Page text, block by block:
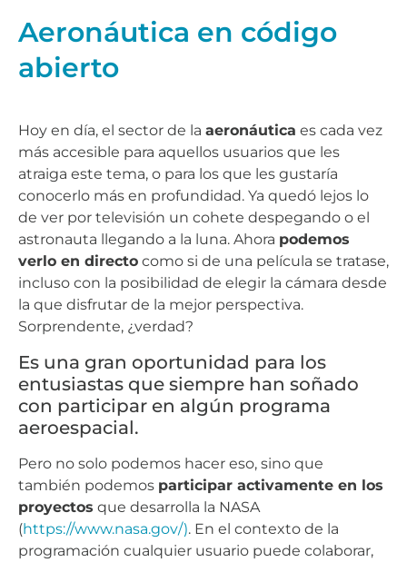
Aeronáutica en código
abierto
Hoy en día, el sector de la aeronáutica es cada vez
más accesible para aquellos usuarios que les
atraiga este tema, o para los que les gustaría
conocerlo más en profundidad. Ya quedó lejos lo
de ver por televisión un cohete despegando o el
astronauta llegando a la luna. Ahora podemos
verlo en directo como si de una película se tratase,
incluso con la posibilidad de elegir la cámara desde
la que disfrutar de la mejor perspectiva.
Sorprendente, ¿verdad?
Es una gran oportunidad para los
entusiastas que siempre han soñado
con participar en algún programa
aeroespacial.
Pero no solo podemos hacer eso, sino que
también podemos participar activamente en los
proyectos que desarrolla la NASA
(https://www.nasa.gov/). En el contexto de la
programación cualquier usuario puede colaborar,